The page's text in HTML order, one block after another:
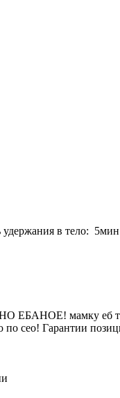
удержания в тело:
ЕБАНОЕ! мамку еб
сео! Гарантии